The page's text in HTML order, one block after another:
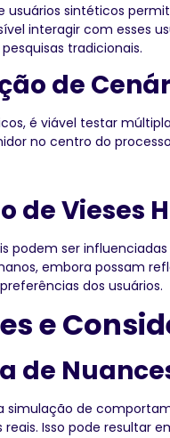
sintéticos
interagir com esses
tradicionais.
de
é viável testar
no centro do
de Vieses
podem ser
embora possam
dos usuários.
e
de
simulação de
Isso pode resultar